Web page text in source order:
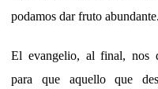
podamos dar fruto abundante.
El evangelio, al final, nos
para que aquello que